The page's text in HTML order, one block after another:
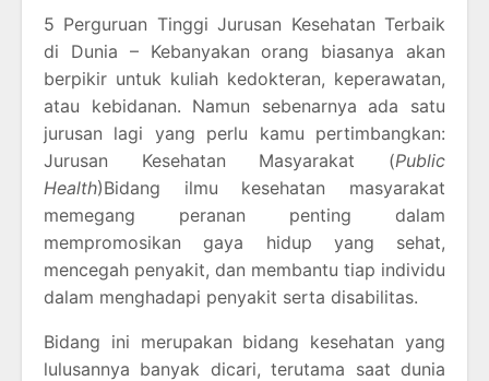
5 Perguruan Tinggi Jurusan Kesehatan Terbaik
di Dunia – Kebanyakan orang biasanya akan
berpikir untuk kuliah kedokteran, keperawatan,
atau kebidanan. Namun sebenarnya ada satu
jurusan lagi yang perlu kamu pertimbangkan:
Jurusan Kesehatan Masyarakat (Public
Health)Bidang ilmu kesehatan masyarakat
memegang peranan penting dalam
mempromosikan gaya hidup yang sehat,
mencegah penyakit, dan membantu tiap individu
dalam menghadapi penyakit serta disabilitas.
Bidang ini merupakan bidang kesehatan yang
lulusannya banyak dicari, terutama saat dunia